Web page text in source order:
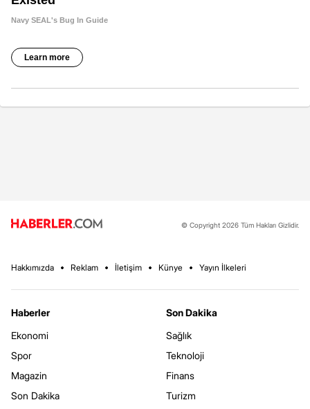
© Copyright 2026 Tüm Hakları Gizlidir.
Hakkımızda Reklam İletişim Künye Yayın İlkeleri
Haberler
Ekonomi
Spor
Magazin
Son Dakika
Son Dakika
Sağlık
Teknoloji
Finans
Turizm